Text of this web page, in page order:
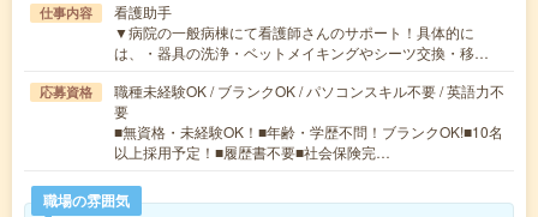
仕事内容
看護助手
▼病院の一般病棟にて看護師さんのサポート！具体的に
は、・器具の洗浄・ベットメイキングやシーツ交換・移…
応募資格
職種未経験OK / ブランクOK / パソコンスキル不要 / 英語力不
要
■無資格・未経験OK！■年齢・学歴不問！ブランクOK!■10名
以上採用予定！■履歴書不要■社会保険完…
職場の雰囲気